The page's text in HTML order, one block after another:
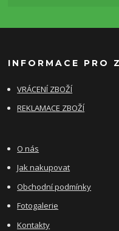
INFORMACE PRO
VRÁCENÍ ZBOŽÍ
REKLAMACE ZBOŽÍ
O nás
Jak nakupovat
Obchodní podmínky
Fotogalerie
Kontakty